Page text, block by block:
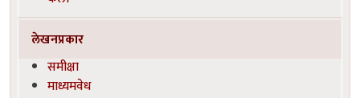
लेखनप्रकार
समीक्षा
माध्यमवेध